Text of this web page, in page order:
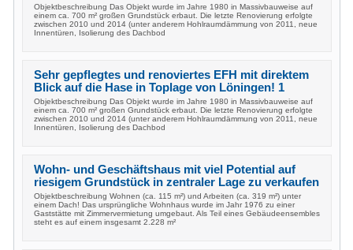
Objektbeschreibung Das Objekt wurde im Jahre 1980 in Massivbauweise auf
einem ca. 700 m² großen Grundstück erbaut. Die letzte Renovierung erfolgte
zwischen 2010 und 2014 (unter anderem Hohlraumdämmung von 2011, neue
Innentüren, Isolierung des Dachbod
Sehr gepflegtes und renoviertes EFH mit direktem
Blick auf die Hase in Toplage von Löningen! 1
Objektbeschreibung Das Objekt wurde im Jahre 1980 in Massivbauweise auf
einem ca. 700 m² großen Grundstück erbaut. Die letzte Renovierung erfolgte
zwischen 2010 und 2014 (unter anderem Hohlraumdämmung von 2011, neue
Innentüren, Isolierung des Dachbod
Wohn- und Geschäftshaus mit viel Potential auf
riesigem Grundstück in zentraler Lage zu verkaufen
Objektbeschreibung Wohnen (ca. 115 m²) und Arbeiten (ca. 319 m²) unter
einem Dach! Das ursprüngliche Wohnhaus wurde im Jahr 1976 zu einer
Gaststätte mit Zimmervermietung umgebaut. Als Teil eines Gebäudeensembles
steht es auf einem insgesamt 2.228 m²